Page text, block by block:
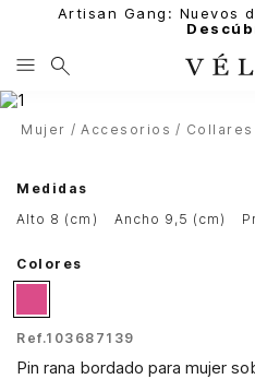
Artisan Gang: Nuevos
Mujer Accesorios
Medidas
alto 8 (cm)
ancho 9,5 (cm)
Colores
Ref.103687139
Pin rana bordado para mujer